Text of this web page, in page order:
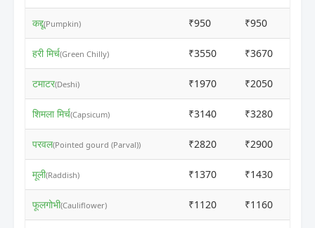
कद्दू(Pumpkin) ₹950 ₹950
हरी मिर्च(Green Chilly) ₹3550 ₹3670
टमाटर(Deshi) ₹1970 ₹2050
शिमला मिर्च(Capsicum) ₹3140 ₹3280
परवल(Pointed gourd (Parval)) ₹2820 ₹2900
मूली(Raddish) ₹1370 ₹1430
फूलगोभी(Cauliflower) ₹1120 ₹1160